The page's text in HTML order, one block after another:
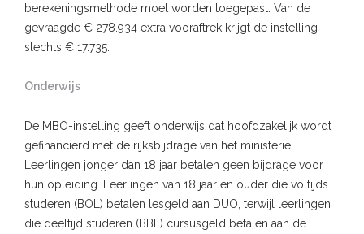
berekeningsmethode moet worden toegepast. Van de
gevraagde € 278.934 extra vooraftrek krijgt de instelling
slechts € 17.735.
Onderwijs
De MBO-instelling geeft onderwijs dat hoofdzakelijk wordt
gefinancierd met de rijksbijdrage van het ministerie.
Leerlingen jonger dan 18 jaar betalen geen bijdrage voor
hun opleiding. Leerlingen van 18 jaar en ouder die voltijds
studeren (BOL) betalen lesgeld aan DUO, terwijl leerlingen
die deeltijd studeren (BBL) cursusgeld betalen aan de